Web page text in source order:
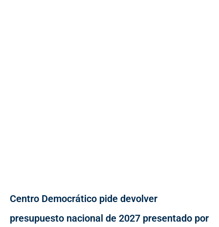
Centro Democrático pide devolver
presupuesto nacional de 2027 presentado por